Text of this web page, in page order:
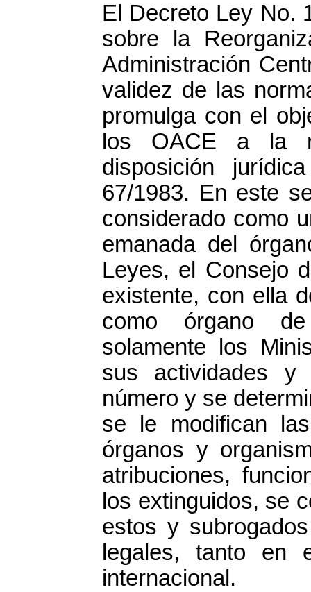
El Decreto Ley No.
sobre la
Administración
validez de las
promulga con el
los OACE a la
disposición
67/1983. En este
considerado como
emanada del
Leyes, el Consejo
existente, con ella
como órgano
solamente los
sus actividades y
número y se
se le modifican
órganos y
atribuciones,
los extinguidos, se
estos y
legales, tanto en
internacional.